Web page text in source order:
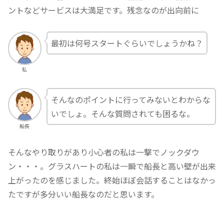
ントなどサービスは大満足です。残念なのが出向前に
私
最初は何号スタートぐらいでしょうかね？
船長
そんなのポイントに行ってみないとわからな
いでしょ。そんな質問されても困るな。
そんなやり取りがあり小心者の私は一撃でノックダウ
ン・・・。グラスハートの私は一瞬で船長と高い壁が出来
上がったのを感じました。終始ほぼ会話することはなかっ
たですが多分いい船長なのだと思います。